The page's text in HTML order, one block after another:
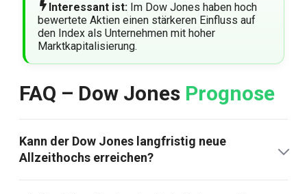
Interessant ist: Im Dow Jones haben hoch
bewertete Aktien einen stärkeren Einfluss auf
den Index als Unternehmen mit hoher
Marktkapitalisierung.
FAQ – Dow Jones Prognose
Kann der Dow Jones langfristig neue
Allzeithochs erreichen?